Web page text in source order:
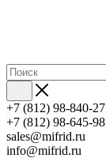
+7 (812) 98-840-27
+7 (812) 98-645-98
sales@mifrid.ru
info@mifrid.ru